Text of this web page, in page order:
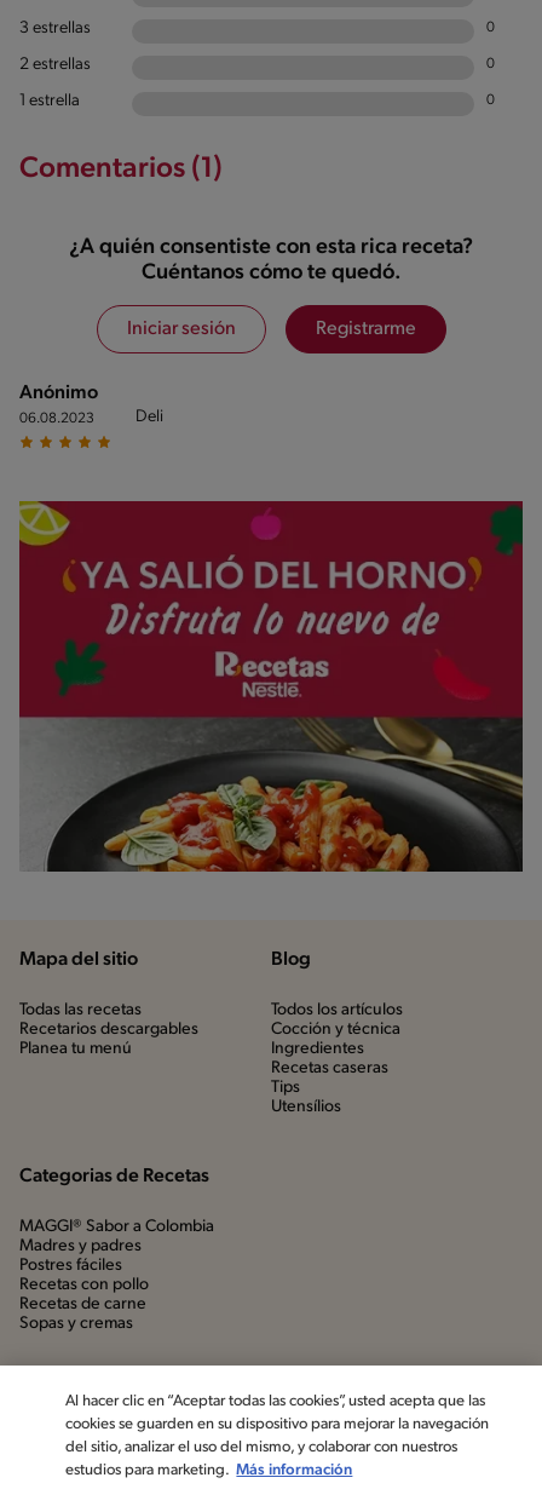
3 estrellas 0
2 estrellas 0
1 estrella 0
Comentarios (1)
¿A quién consentiste con esta rica receta?
Cuéntanos cómo te quedó.
Iniciar sesión Registrarme
Anónimo
06.08.2023 Deli
Mapa del sitio
Todas las recetas
Recetarios descargables
Planea tu menú
Blog
Todos los artículos
Cocción y técnica
Ingredientes
Recetas caseras
Tips
Utensílios
Categorias de Recetas
MAGGI® Sabor a Colombia
Madres y padres
Postres fáciles
Recetas con pollo
Recetas de carne
Sopas y cremas
Al hacer clic en “Aceptar todas las cookies”, usted acepta que las
cookies se guarden en su dispositivo para mejorar la navegación
del sitio, analizar el uso del mismo, y colaborar con nuestros
estudios para marketing. Más información